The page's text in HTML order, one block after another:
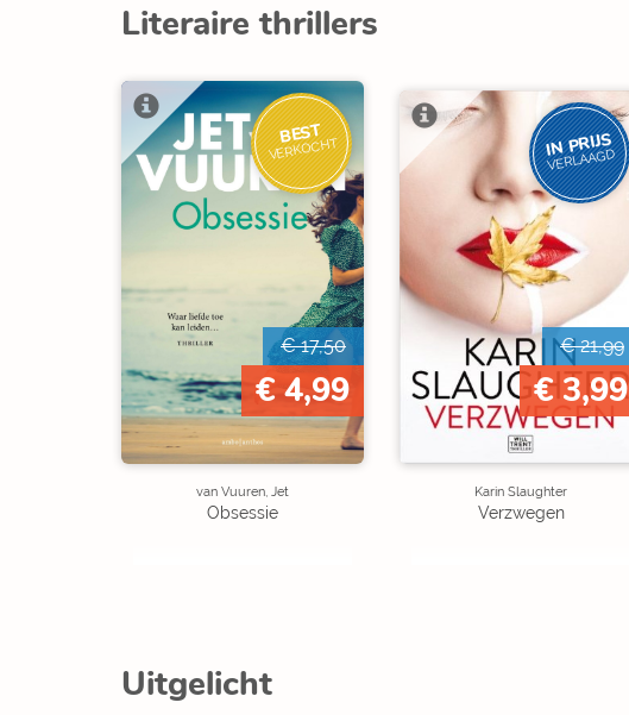
Literaire thrillers
BEST
VERKOCHT
€ 17,50
€ 4,99
van Vuuren, Jet
Obsessie
IN PRIJS
VERLAAGD
€ 21,99
€ 3,99
Karin Slaughter
Verzwegen
Uitgelicht